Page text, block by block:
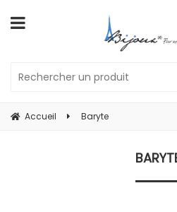
Accueil Baryte